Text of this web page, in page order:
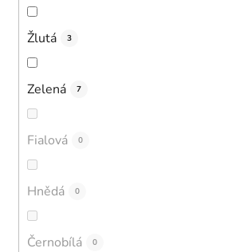
Žlutá 3
Zelená 7
Fialová 0
Hnědá 0
Černobílá 0